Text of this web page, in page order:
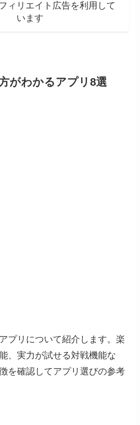
ィリエイト広告を利用して
います
がわかるアプリ8選
プリについて紹介します。楽
、実力が試せる対戦機能な
を確認してアプリ選びの参考